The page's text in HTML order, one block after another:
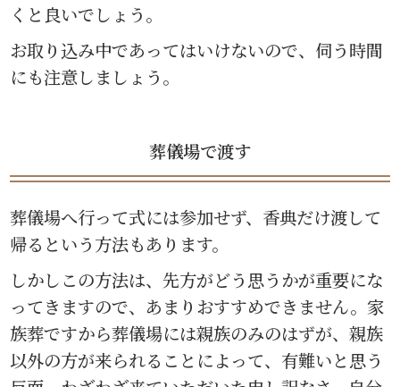
くと良いでしょう。
お取り込み中であってはいけないので、伺う時間
にも注意しましょう。
葬儀場で渡す
葬儀場へ行って式には参加せず、香典だけ渡して
帰るという方法もあります。
しかしこの方法は、先方がどう思うかが重要にな
ってきますので、あまりおすすめできません。家
族葬ですから葬儀場には親族のみのはずが、親族
以外の方が来られることによって、有難いと思う